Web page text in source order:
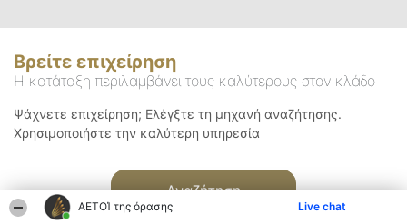
ΑΕΤΟΊ της όρασης Live chat
Βρείτε επιχείρηση
Η κατάταξη περιλαμβάνει τους καλύτερους στον κλάδο
Ψάχνετε επιχείρηση; Ελέγξτε τη μηχανή αναζήτησης.
Χρησιμοποιήστε την καλύτερη υπηρεσία
Αναζήτηση